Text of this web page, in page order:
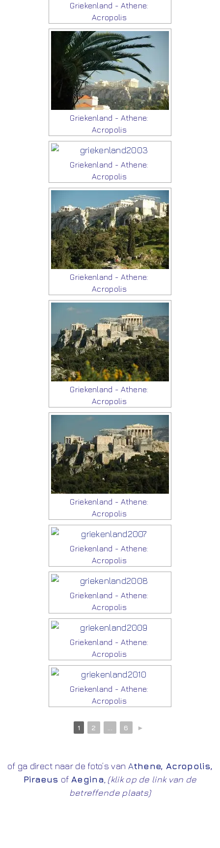
Griekenland - Athene:
Acropolis
Griekenland - Athene:
Acropolis
Griekenland - Athene:
Acropolis
Griekenland - Athene:
Acropolis
Griekenland - Athene:
Acropolis
Griekenland - Athene:
Acropolis
Griekenland - Athene:
Acropolis
Griekenland - Athene:
Acropolis
Griekenland - Athene:
Acropolis
Griekenland - Athene:
Acropolis
1 2 6 ►
of ga direct naar de foto’s van Athene, Acropolis,
Piraeus of Aegina (klik op de link van de
betreffende plaats)